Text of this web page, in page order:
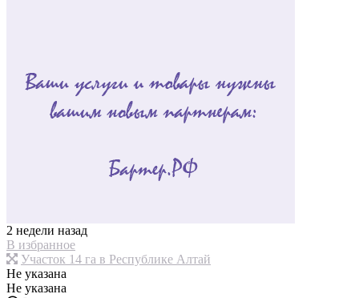
2 недели назад
В избранное
Участок 14 га в Республике Алтай
Не указана
Не указана